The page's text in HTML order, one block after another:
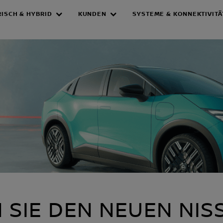
& HYBRID KUNDEN SYSTEME &
SIE DEN NEUEN